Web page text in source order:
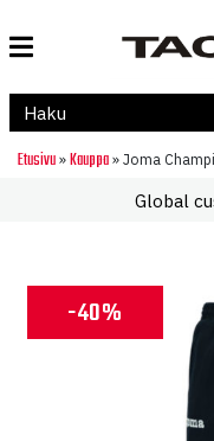
Etusivu » Kauppa » Joma
Global
-40%